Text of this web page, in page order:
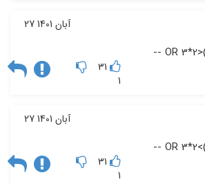
27 آبان 1401
31
1
27 آبان 1401
31
1